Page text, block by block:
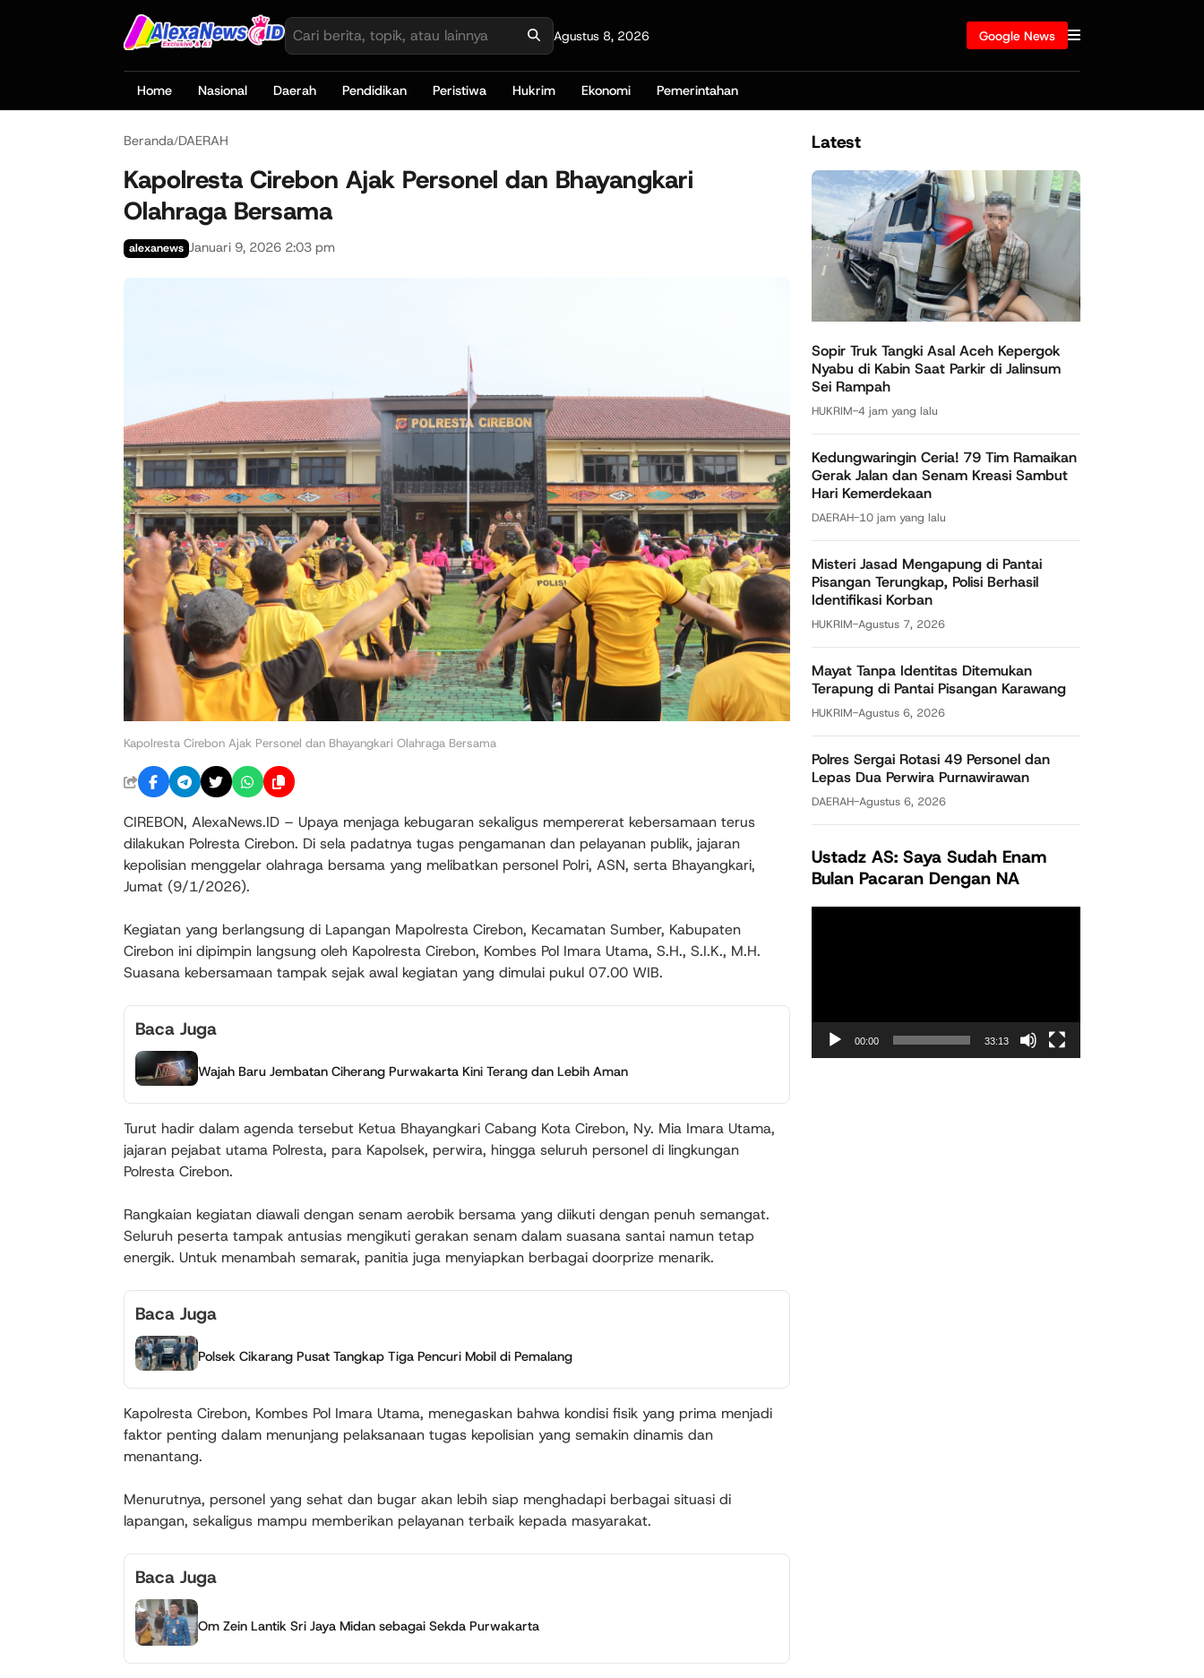
Agustus 8, 2026 Google News
Home Nasional Daerah Pendidikan Peristiwa Hukrim Ekonomi Pemerintahan
Beranda/DAERAH
Kapolresta Cirebon Ajak Personel dan Bhayangkari
Olahraga Bersama
alexanews Januari 9, 2026 2:03 pm
Kapolresta Cirebon Ajak Personel dan Bhayangkari Olahraga Bersama
CIREBON, AlexaNews.ID – Upaya menjaga kebugaran sekaligus mempererat kebersamaan terus
dilakukan Polresta Cirebon. Di sela padatnya tugas pengamanan dan pelayanan publik, jajaran
kepolisian menggelar olahraga bersama yang melibatkan personel Polri, ASN, serta Bhayangkari,
Jumat (9/1/2026).
Kegiatan yang berlangsung di Lapangan Mapolresta Cirebon, Kecamatan Sumber, Kabupaten
Cirebon ini dipimpin langsung oleh Kapolresta Cirebon, Kombes Pol Imara Utama, S.H., S.I.K., M.H.
Suasana kebersamaan tampak sejak awal kegiatan yang dimulai pukul 07.00 WIB.
Baca Juga
Wajah Baru Jembatan Ciherang Purwakarta Kini Terang dan Lebih Aman
Turut hadir dalam agenda tersebut Ketua Bhayangkari Cabang Kota Cirebon, Ny. Mia Imara Utama,
jajaran pejabat utama Polresta, para Kapolsek, perwira, hingga seluruh personel di lingkungan
Polresta Cirebon.
Rangkaian kegiatan diawali dengan senam aerobik bersama yang diikuti dengan penuh semangat.
Seluruh peserta tampak antusias mengikuti gerakan senam dalam suasana santai namun tetap
energik. Untuk menambah semarak, panitia juga menyiapkan berbagai doorprize menarik.
Baca Juga
Polsek Cikarang Pusat Tangkap Tiga Pencuri Mobil di Pemalang
Kapolresta Cirebon, Kombes Pol Imara Utama, menegaskan bahwa kondisi fisik yang prima menjadi
faktor penting dalam menunjang pelaksanaan tugas kepolisian yang semakin dinamis dan
menantang.
Menurutnya, personel yang sehat dan bugar akan lebih siap menghadapi berbagai situasi di
lapangan, sekaligus mampu memberikan pelayanan terbaik kepada masyarakat.
Baca Juga
Om Zein Lantik Sri Jaya Midan sebagai Sekda Purwakarta
Latest
Sopir Truk Tangki Asal Aceh Kepergok
Nyabu di Kabin Saat Parkir di Jalinsum
Sei Rampah
HUKRIM-4 jam yang lalu
Kedungwaringin Ceria! 79 Tim Ramaikan
Gerak Jalan dan Senam Kreasi Sambut
Hari Kemerdekaan
DAERAH-10 jam yang lalu
Misteri Jasad Mengapung di Pantai
Pisangan Terungkap, Polisi Berhasil
Identifikasi Korban
HUKRIM-Agustus 7, 2026
Mayat Tanpa Identitas Ditemukan
Terapung di Pantai Pisangan Karawang
HUKRIM-Agustus 6, 2026
Polres Sergai Rotasi 49 Personel dan
Lepas Dua Perwira Purnawirawan
DAERAH-Agustus 6, 2026
Ustadz AS: Saya Sudah Enam
Bulan Pacaran Dengan NA
00:00 33:13